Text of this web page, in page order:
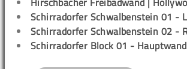
Schirradorfer Schwalbenstein 01 -
Schirradorfer Schwalbenstein 02 -
Schirradorfer Block 01 - Hauptwand